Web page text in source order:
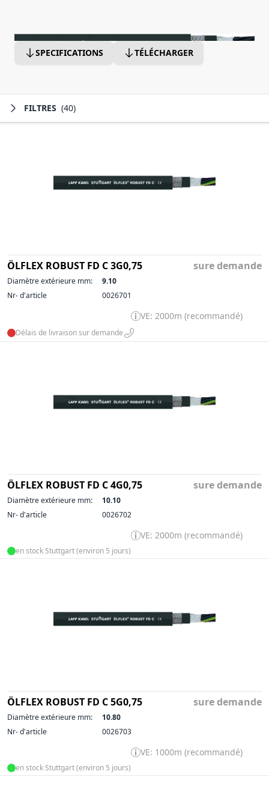
SPECIFICATIONS TÉLÉCHARGER
FILTRES (40)
ÖLFLEX ROBUST FD C 3G0,75 sure demande
Diamètre extérieure mm:
9.10
Nr- d'article
0026701
VE: 2000m (recommandé)
Délais de livraison sur demande
ÖLFLEX ROBUST FD C 4G0,75 sure demande
Diamètre extérieure mm:
10.10
Nr- d'article
0026702
VE: 2000m (recommandé)
en stock Stuttgart (environ 5 jours)
ÖLFLEX ROBUST FD C 5G0,75 sure demande
Diamètre extérieure mm:
10.80
Nr- d'article
0026703
VE: 1000m (recommandé)
en stock Stuttgart (environ 5 jours)